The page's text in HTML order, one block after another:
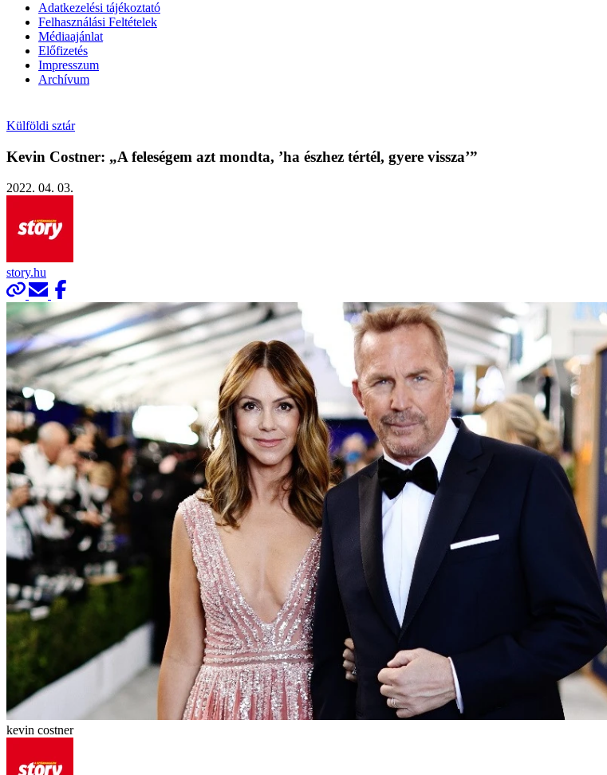
Adatkezelési tájékoztató
Felhasználási Feltételek
Médiaajánlat
Előfizetés
Impresszum
Archívum
Külföldi sztár
Kevin Costner: „A feleségem azt mondta, ’ha észhez tértél, gyere vissza’”
2022. 04. 03.
story.hu
kevin costner